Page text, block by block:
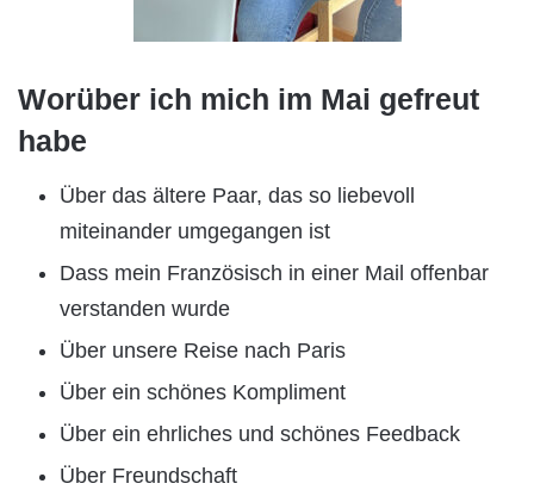
Worüber ich mich im Mai gefreut
habe
Über das ältere Paar, das so liebevoll
miteinander umgegangen ist
Dass mein Französisch in einer Mail offenbar
verstanden wurde
Über unsere Reise nach Paris
Über ein schönes Kompliment
Über ein ehrliches und schönes Feedback
Über Freundschaft